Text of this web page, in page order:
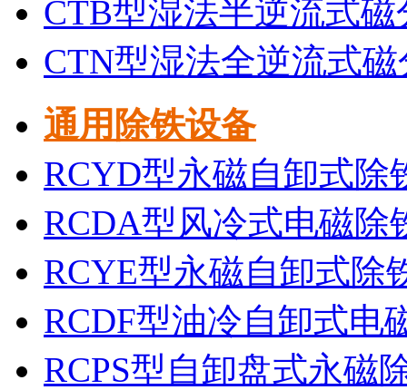
CTB型湿法半逆流式磁
CTN型湿法全逆流式
通用除铁设备
RCYD型永磁自卸式除
RCDA型风冷式电磁除
RCYE型永磁自卸式除
RCDF型油冷自卸式电
RCPS型自卸盘式永磁